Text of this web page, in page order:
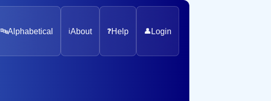
🔤Alphabetical ℹ️About ❓Help 👤 Login